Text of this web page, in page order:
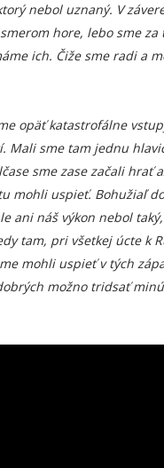
nebol uznaný. V
hore, lebo sme
ich. Čiže sme radi a
opäť katastrofálne
Mali sme tam jednu
sme zase začali hrať
mohli uspieť. Bohužiaľ
ani náš výkon nebol
tam, pri všetkej úcte k
mohli uspieť v tých
možno tridsať